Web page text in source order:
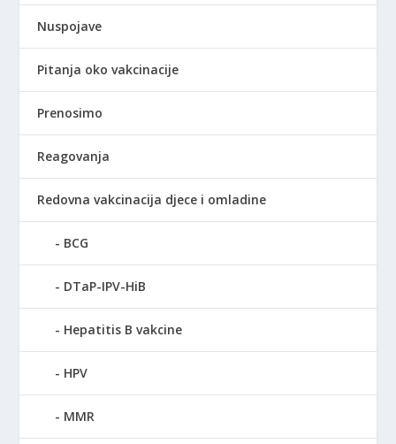
Nuspojave
Pitanja oko vakcinacije
Prenosimo
Reagovanja
Redovna vakcinacija djece i omladine
BCG
DTaP-IPV-HiB
Hepatitis B vakcine
HPV
MMR